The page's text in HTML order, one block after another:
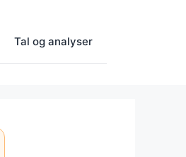
Tal og analyser